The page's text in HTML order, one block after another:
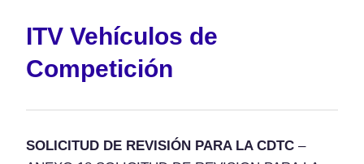
ITV Vehículos de
Competición
SOLICITUD DE REVISIÓN PARA LA CDTC –